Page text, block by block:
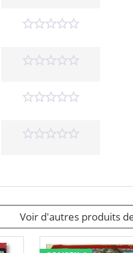
Voir d'autres produits